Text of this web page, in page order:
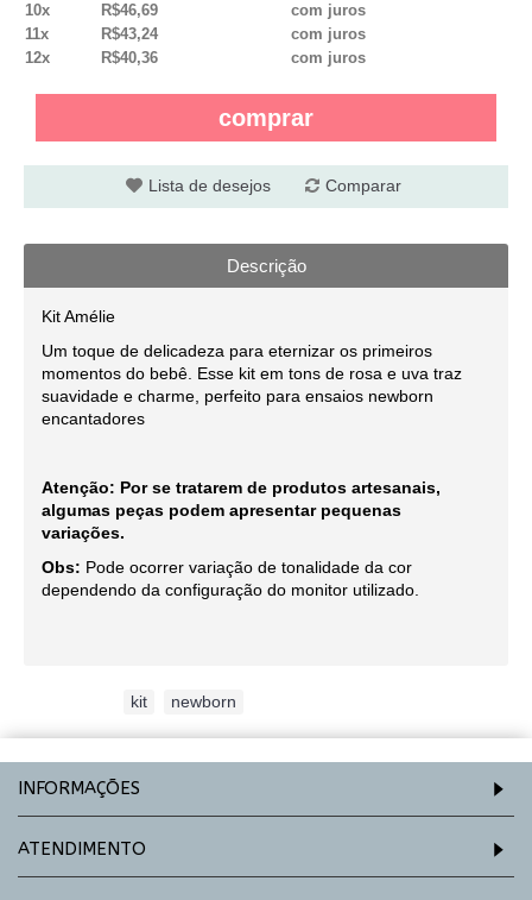
10x
R$46,69
com juros
11x
R$43,24
com juros
12x
R$40,36 com juros
comprar
Lista de desejos Comparar
Descrição
Kit Amélie
Um toque de delicadeza para eternizar os primeiros
momentos do bebê. Esse kit em tons de rosa e uva traz
suavidade e charme, perfeito para ensaios newborn
encantadores
Atenção: Por se tratarem de produtos artesanais,
algumas peças podem apresentar pequenas
variações.
Obs: Pode ocorrer variação de tonalidade da cor
dependendo da configuração do monitor utilizado.
kit newborn
INFORMAÇÕES
ATENDIMENTO